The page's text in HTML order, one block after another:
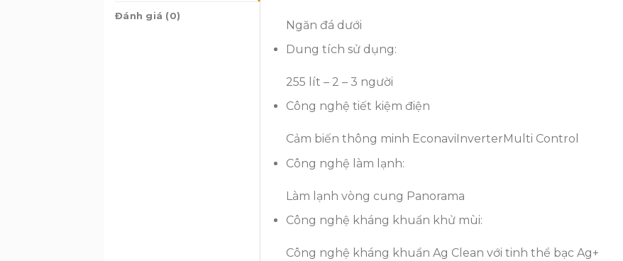
Đánh giá (0)
Ngăn đá dưới
Dung tích sử dụng:
255 lít – 2 – 3 người
Công nghệ tiết kiệm điện
Cảm biến thông minh Econavi Inverter Multi Control
Công nghệ làm lạnh:
Làm lạnh vòng cung Panorama
Công nghệ kháng khuẩn khử mùi:
Công nghệ kháng khuẩn Ag Clean với tinh thể bạc Ag+